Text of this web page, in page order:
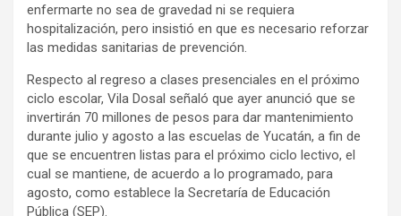
enfermarte no sea de gravedad ni se requiera
hospitalización, pero insistió en que es necesario reforzar
las medidas sanitarias de prevención.
Respecto al regreso a clases presenciales en el próximo
ciclo escolar, Vila Dosal señaló que ayer anunció que se
invertirán 70 millones de pesos para dar mantenimiento
durante julio y agosto a las escuelas de Yucatán, a fin de
que se encuentren listas para el próximo ciclo lectivo, el
cual se mantiene, de acuerdo a lo programado, para
agosto, como establece la Secretaría de Educación
Pública (SEP).